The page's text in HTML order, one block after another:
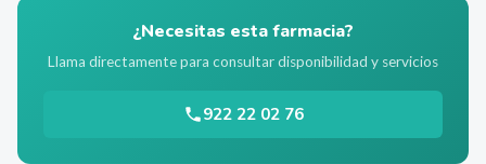
¿Necesitas esta farmacia?
Llama directamente para consultar disponibilidad y servicios
922 22 02 76